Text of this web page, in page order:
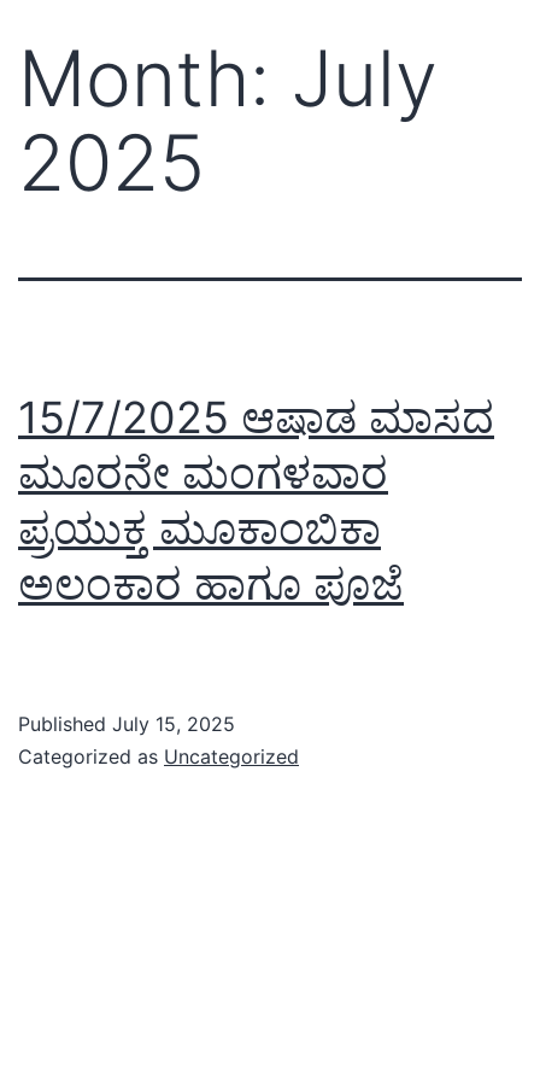
Month: July
2025
15/7/2025 ಆಷಾಡ ಮಾಸದ
ಮೂರನೇ ಮಂಗಳವಾರ
ಪ್ರಯುಕ್ತ ಮೂಕಾಂಬಿಕಾ
ಅಲಂಕಾರ ಹಾಗೂ ಪೂಜೆ
Published July 15, 2025
Categorized as Uncategorized